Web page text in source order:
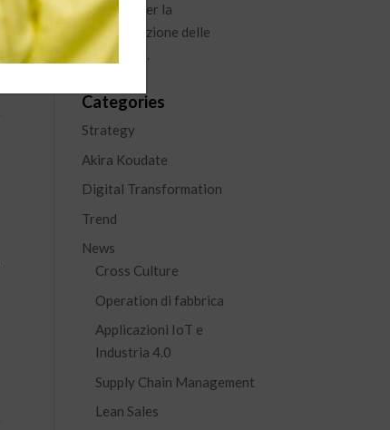
percorso per la
capitalizzazione delle
esperienze.
Categories
Strategy
Akira Koudate
Digital Transformation
Trend
News
Cross Culture
Operation di fabbrica
Applicazioni IoT e
Industria 4.0
Supply Chain Management
Lean Sales